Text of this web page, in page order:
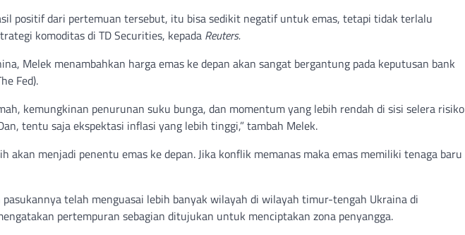
positif dari pertemuan tersebut, itu bisa sedikit negatif untuk emas, tetapi tidak terlalu
komoditas di TD Securities, kepada Reuters.
Melek menambahkan harga emas ke depan akan sangat bergantung pada keputusan bank
Fed).
kemungkinan penurunan suku bunga, dan momentum yang lebih rendah di sisi selera risiko
tentu saja ekspektasi inflasi yang lebih tinggi,” tambah Melek.
akan menjadi penentu emas ke depan. Jika konflik memanas maka emas memiliki tenaga baru
telah menguasai lebih banyak wilayah di wilayah timur-tengah Ukraina di
pertempuran sebagian ditujukan untuk menciptakan zona penyangga.